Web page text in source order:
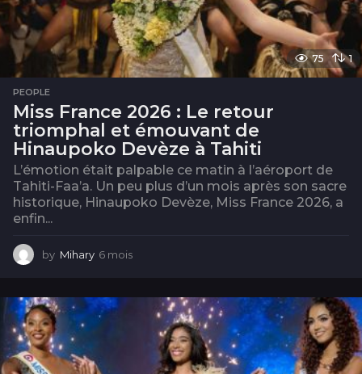
75 1
PEOPLE
Miss France 2026 : Le retour
triomphal et émouvant de
Hinaupoko Devèze à Tahiti
L’émotion était palpable ce matin à l’aéroport de
Tahiti-Faa’a. Un peu plus d’un mois après son sacre
historique, Hinaupoko Devèze, Miss France 2026, a
enfin...
by Mihary 6 mois
i